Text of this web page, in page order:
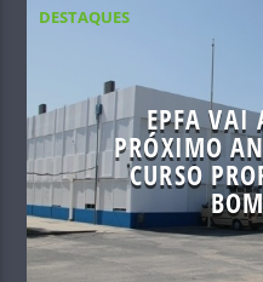
DESTAQUES
EPFA VAI
PRÓXIMO
CURSO